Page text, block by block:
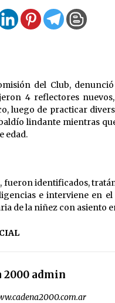
2026
de San Guillermo
nueva entrega del
Asistencia Educativa por
2026
del Club,
4 reflectores
luego de practicar
lindante mientras
edad.
fueron identificados,
e interviene en
de la niñez con asiento
2000 admin